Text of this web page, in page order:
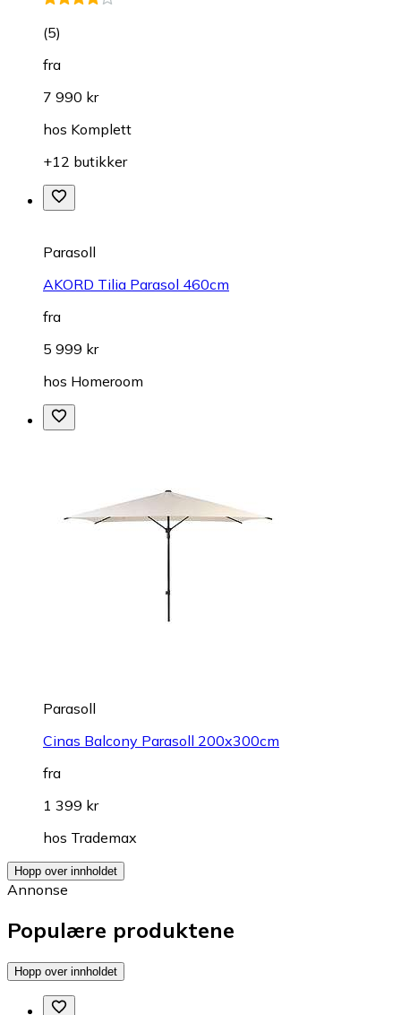
(5)
fra
7 990 kr
hos Komplett
+12 butikker
Parasoll
AKORD Tilia Parasol 460cm
fra
5 999 kr
hos Homeroom
Parasoll
Cinas Balcony Parasoll 200x300cm
fra
1 399 kr
hos Trademax
Hopp over innholdet
Annonse
Populære produktene
Hopp over innholdet